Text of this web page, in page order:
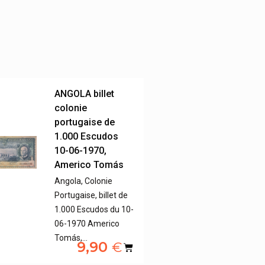
ANGOLA billet
colonie
portugaise de
1.000 Escudos
10-06-1970,
Americo Tomás
Angola, Colonie
Portugaise, billet de
1.000 Escudos du 10-
06-1970 Americo
Tomás,…
9,90 €